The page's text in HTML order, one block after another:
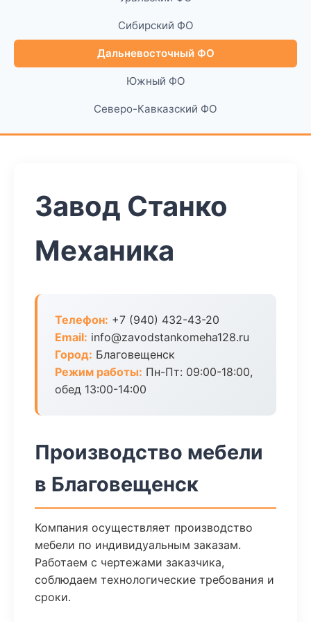
Сибирский ФО
Дальневосточный ФО
Южный ФО
Северо-Кавказский ФО
Завод Станко
Механика
Телефон: +7 (940) 432-43-20
Email: info@zavodstankomeha128.ru
Город: Благовещенск
Режим работы: Пн-Пт: 09:00-18:00,
обед 13:00-14:00
Производство мебели
в Благовещенск
Компания осуществляет производство
мебели по индивидуальным заказам.
Работаем с чертежами заказчика,
соблюдаем технологические требования и
сроки.